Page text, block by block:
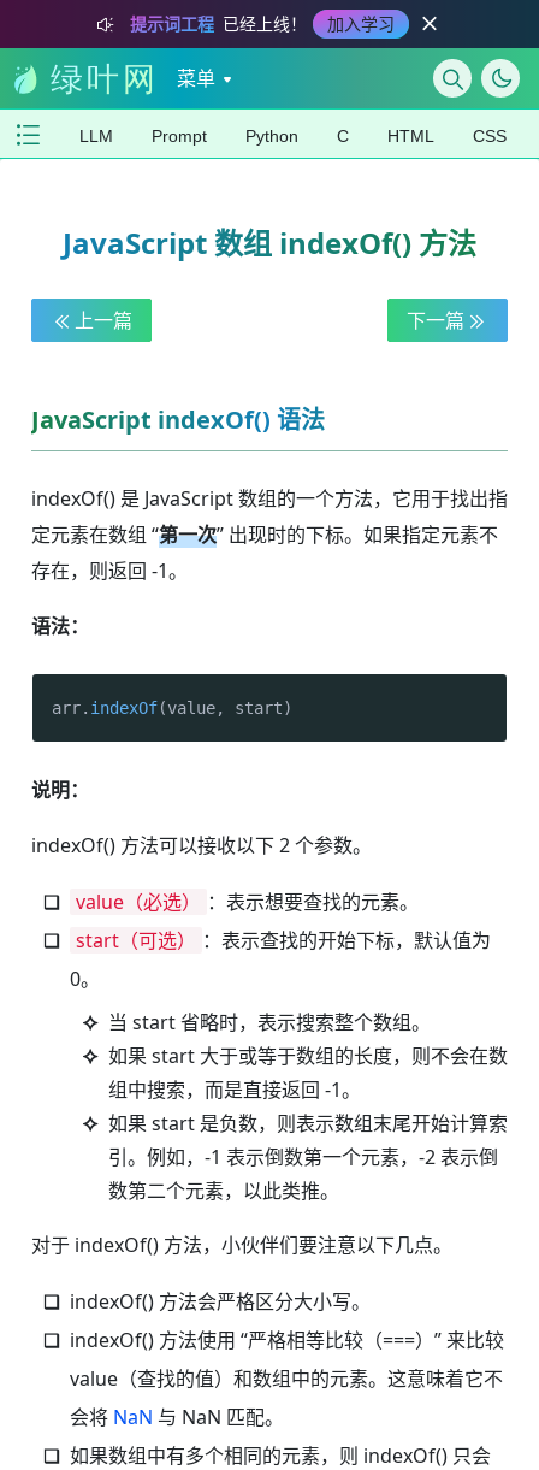
提示词工程 已经上线！ 加入学习
菜单
LLM Prompt Python C HTML CSS
JavaScript 数组 indexOf() 方法
上一篇 下一篇
JavaScript indexOf() 语法
indexOf() 是 JavaScript 数组的一个方法，它用于找出指
定元素在数组 “第一次” 出现时的下标。如果指定元素不
存在，则返回 -1。
语法：
arr. indexOf(value, start)
说明：
indexOf() 方法可以接收以下 2 个参数。
value（必选）
：表示想要查找的元素。
start（可选）
：表示查找的开始下标，默认值为
0。
当 start 省略时，表示搜索整个数组。
如果 start 大于或等于数组的长度，则不会在数
组中搜索，而是直接返回 -1。
如果 start 是负数，则表示数组末尾开始计算索
引。例如，-1 表示倒数第一个元素，-2 表示倒
数第二个元素，以此类推。
对于 indexOf() 方法，小伙伴们要注意以下几点。
indexOf() 方法会严格区分大小写。
indexOf() 方法使用 “严格相等比较（===）” 来比较
value（查找的值）和数组中的元素。这意味着它不
会将 NaN 与 NaN 匹配。
如果数组中有多个相同的元素，则 indexOf() 只会